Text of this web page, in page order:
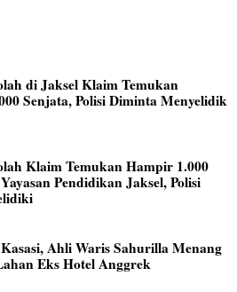
di Jaksel Klaim Temukan
Senjata, Polisi Diminta Menyelidik
Klaim Temukan Hampir 1.000
Pendidikan Jaksel, Polisi
Ahli Waris Sahurilla Menang
Eks Hotel Anggrek